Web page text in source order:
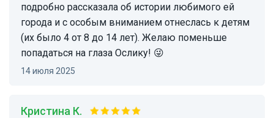
подробно рассказала об истории любимого ей
города и с особым вниманием отнеслась к детям
(их было 4 от 8 до 14 лет). Желаю поменьше
попадаться на глаза Ослику! 😜
14 июля 2025
Кристина К.